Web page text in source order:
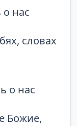
нас
словах
о нас
Божие,